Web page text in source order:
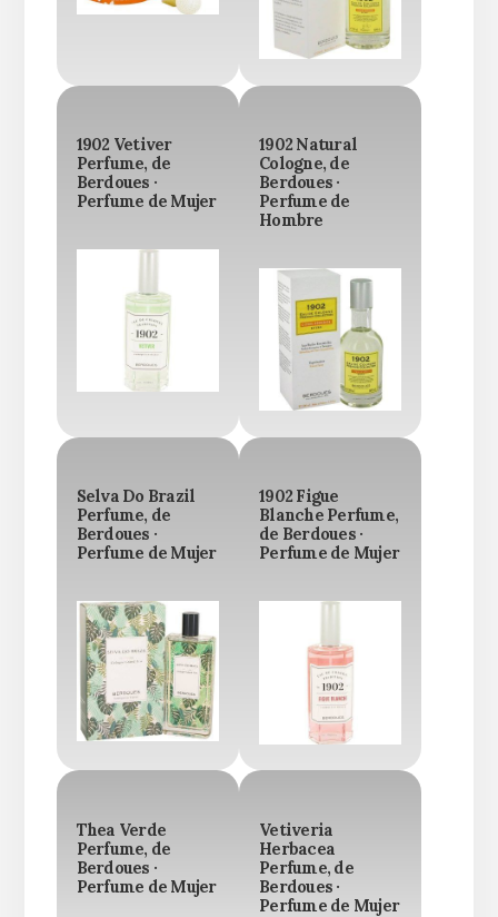
1902 Vetiver
Perfume, de
Berdoues ·
Perfume de Mujer
1902 Natural
Cologne, de
Berdoues ·
Perfume de
Hombre
Selva Do Brazil
Perfume, de
Berdoues ·
Perfume de Mujer
1902 Figue
Blanche Perfume,
de Berdoues ·
Perfume de Mujer
Thea Verde
Perfume, de
Berdoues ·
Perfume de Mujer
Vetiveria
Herbacea
Perfume, de
Berdoues ·
Perfume de Mujer